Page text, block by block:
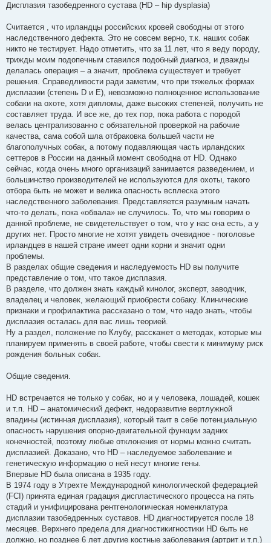
е
е
Дисплазия тазобедренного сустава (HD – hip dysplasia)
Считается , что ирландцы российских кровей свободны от этого
наследственного дефекта. Это не совсем верно, т.к. наших собак
никто не тестирует. Надо отметить, что за 11 лет, что я веду породу,
трижды моим подопечным ставился подобный диагноз, и дважды
делалась операция – а значит, проблема существует и требует
решения. Справедливости ради заметим, что при тяжелых формах
дисплазии (степень D и Е), невозможно полноценное использование
собаки на охоте, хотя дипломы, даже высоких степеней, получить не
составляет труда. И все же, до тех пор, пока работа с породой
велась централизованно с обязательной проверкой на рабочие
качества, сама собой шла отбраковка большей части не
благополучных собак, а потому подавляющая часть ирландских
сеттеров в России на данный момент свободна от HD. Однако
сейчас, когда очень много организаций занимается разведением, и
большинство производителей не используются для охоты, такого
отбора быть не может и велика опасность всплеска этого
наследственного заболевания. Представляется разумным начать
что-то делать, пока «обвала» не случилось. То, что мы говорим о
данной проблеме, не свидетельствует о том, что у нас она есть, а у
других нет. Просто многие не хотят увидеть очевидное - поголовье
ирландцев в нашей стране имеет одни корни и значит одни
проблемы.
В разделах общие сведения и наследуемость HD вы получите
представление о том, что такое дисплазия.
В разделе, что должен знать каждый кинолог, эксперт, заводчик,
владелец и человек, желающий приобрести собаку. Клинические
признаки и профилактика рассказано о том, что надо знать, чтобы
дисплазия осталась для вас лишь теорией.
Ну а раздел, положение по Клубу, расскажет о методах, которые мы
планируем применять в своей работе, чтобы свести к минимуму риск
рождения больных собак.
Общие сведения.
HD встречается не только у собак, но и у человека, лошадей, кошек
и т.п. HD – анатомический дефект, недоразвитие вертлужной
впадины (истинная дисплазия), который таит в себе потенциальную
опасность нарушения опорно-двигательной функции задних
конечностей, поэтому любые отклонения от нормы можно считать
дисплазией. Доказано, что HD – наследуемое заболевание и
генетическую информацию о ней несут многие гены.
Впервые HD была описана в 1935 году.
В 1974 году в Утрехте Международной кинологической федерацией
(FCI) принята единая градация диспластического процесса на пять
стадий и унифицирована рентгенологическая номенклатура
дисплазии тазобедренных суставов. HD диагностируется после 18
месяцев. Верхнего предела для диагностикигностики HD быть не
должно, но позднее 6 лет другие костные заболевания (артрит и т.п.)